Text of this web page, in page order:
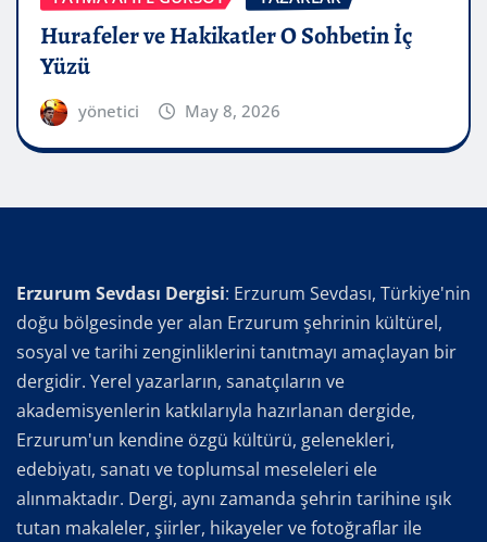
Hurafeler ve Hakikatler O Sohbetin İç
Yüzü
yönetici May 8, 2026
Erzurum Sevdası Dergisi: Erzurum Sevdası, Türkiye'nin
doğu bölgesinde yer alan Erzurum şehrinin kültürel,
sosyal ve tarihi zenginliklerini tanıtmayı amaçlayan bir
dergidir. Yerel yazarların, sanatçıların ve
akademisyenlerin katkılarıyla hazırlanan dergide,
Erzurum'un kendine özgü kültürü, gelenekleri,
edebiyatı, sanatı ve toplumsal meseleleri ele
alınmaktadır. Dergi, aynı zamanda şehrin tarihine ışık
tutan makaleler, şiirler, hikayeler ve fotoğraflar ile